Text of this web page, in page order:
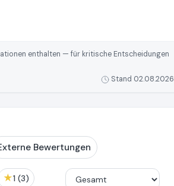
enthalten — für kritische Entscheidungen
Stand 02.08.2026
Bewertungen
★ 1 (3)